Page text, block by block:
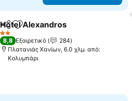
Κοινοποίηση
Προσθήκη στα αγαπημένα
Hotel Alexandros
2 Αστέρια
8,8 Εξαιρετικό
284
Πλατανιάς Χανίων, 6.0 χλμ. από:
Κολυμπάρι